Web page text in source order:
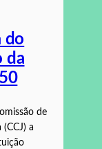
do
da
de
a